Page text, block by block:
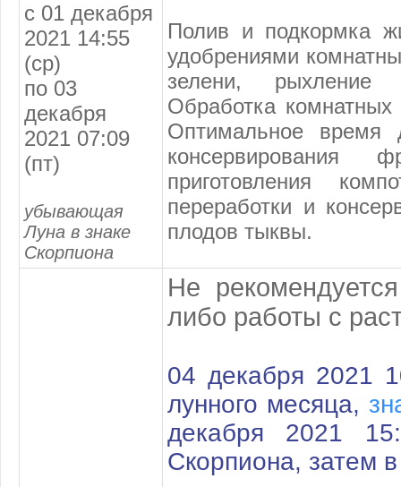
с 01 декабря
2021 14:55
(ср)
по 03
декабря
2021 07:09
(пт)
убывающая
Луна в знаке
Скорпиона
Полив и подкормка
удобрениями
зелени,
Обработка комнатных
Оптимальное время
консервирования
приготовления
переработки и
плодов тыквы.
Не
либо работы с
04 декабря 2021
лунного месяца,
декабря 2021
Скорпиона, затем